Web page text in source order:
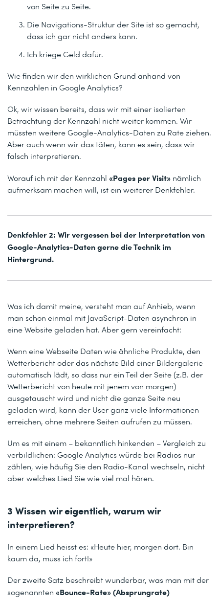
von Seite zu Seite.
Die Navigations-Struktur der Site ist so gemacht,
dass ich gar nicht anders kann.
Ich kriege Geld dafür.
Wie finden wir den wirklichen Grund anhand von
Kennzahlen in Google Analytics?
Ok, wir wissen bereits, dass wir mit einer isolierten
Betrachtung der Kennzahl nicht weiter kommen. Wir
müssten weitere Google-Analytics-Daten zu Rate ziehen.
Aber auch wenn wir das täten, kann es sein, dass wir
falsch interpretieren.
Worauf ich mit der Kennzahl «Pages per Visit» nämlich
aufmerksam machen will, ist ein weiterer Denkfehler.
Denkfehler 2: Wir vergessen bei der Interpretation von
Google-Analytics-Daten gerne die Technik im
Hintergrund.
Was ich damit meine, versteht man auf Anhieb, wenn
man schon einmal mit JavaScript-Daten asynchron in
eine Website geladen hat. Aber gern vereinfacht:
Wenn eine Webseite Daten wie ähnliche Produkte, den
Wetterbericht oder das nächste Bild einer Bildergalerie
automatisch lädt, so dass nur ein Teil der Seite (z.B. der
Wetterbericht von heute mit jenem von morgen)
ausgetauscht wird und nicht die ganze Seite neu
geladen wird, kann der User ganz viele Informationen
erreichen, ohne mehrere Seiten aufrufen zu müssen.
Um es mit einem – bekanntlich hinkenden – Vergleich zu
verbildlichen: Google Analytics würde bei Radios nur
zählen, wie häufig Sie den Radio-Kanal wechseln, nicht
aber welches Lied Sie wie viel mal hören.
3 Wissen wir eigentlich, warum wir
interpretieren?
In einem Lied heisst es: «Heute hier, morgen dort. Bin
kaum da, muss ich fort!»
Der zweite Satz beschreibt wunderbar, was man mit der
sogenannten «Bounce-Rate» (Absprungrate)